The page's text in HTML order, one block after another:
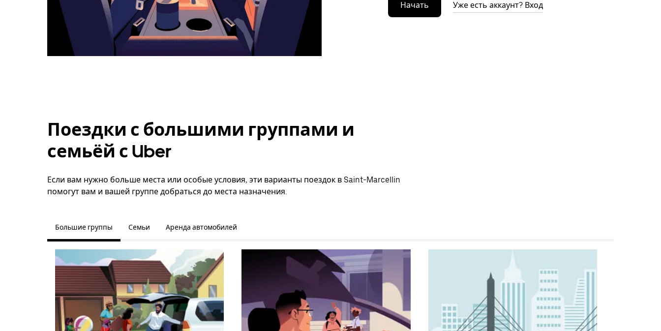
Начать Уже есть аккаунт? Вход
Поездки с большими группами и
семьёй с Uber
Если вам нужно больше места или особые условия, эти варианты поездок в Saint-Marcellin
помогут вам и вашей группе добраться до места назначения.
Большие группы Семьи Аренда автомобилей